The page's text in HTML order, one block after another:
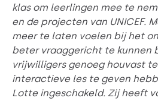
klas om leerlingen mee te
en de projecten van UNICEF.
meer te laten voelen bij het
beter vraaggericht te kunnen
vrijwilligers genoeg houvast
interactieve les te geven
Lotte ingeschakeld. Zij heeft